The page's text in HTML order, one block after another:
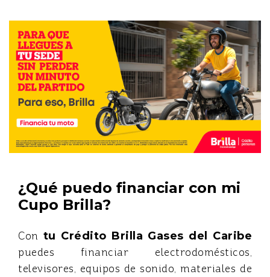
¿Qué puedo financiar con mi
Cupo Brilla?
Con tu Crédito Brilla Gases del Caribe
puedes financiar electrodomésticos,
televisores, equipos de sonido, materiales de